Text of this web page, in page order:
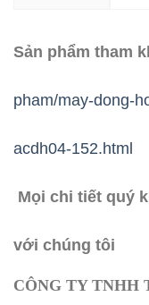
Sản phẩm tham
pham/may-dong-
acdh04-152.html
Mọi chi tiết quý
với chúng tôi
CÔNG TY TNHH